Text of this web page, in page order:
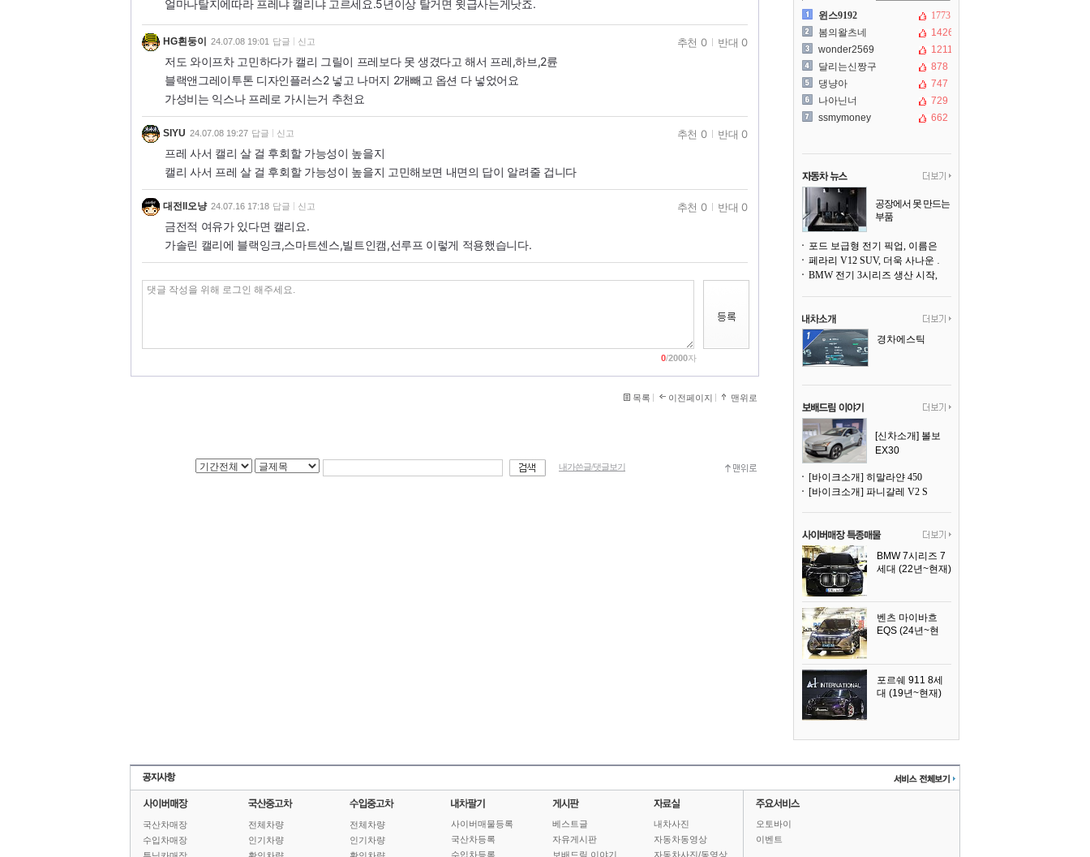
얼마나탈지에따라 프레냐 캘리냐 고르세요.5년이상 탈거면 윗급사는게낫죠.
HG흰둥이 24.07.08 19:01 답글 신고
저도 와이프차 고민하다가 캘리 그릴이 프레보다 못 생겼다고 해서 프레,하브,2륜
블랙앤그레이투톤 디자인플러스2 넣고 나머지 2개빼고 옵션 다 넣었어요
가성비는 익스나 프레로 가시는거 추천요
추천 0 반대 0
SIYU 24.07.08 19:27 답글 신고
프레 사서 캘리 살 걸 후회할 가능성이 높을지
캘리 사서 프레 살 걸 후회할 가능성이 높을지 고민해보면 내면의 답이 알려줄 겁니다
추천 0 반대 0
대전ll오냥 24.07.16 17:18 답글 신고
금전적 여유가 있다면 캘리요.
가솔린 캘리에 블랙잉크,스마트센스,빌트인캠,선루프 이렇게 적용했습니다.
추천 0 반대 0
0/2000자
목록 이전페이지 맨위로
내가쓴글/댓글보기
윈스9192
1773
봄의왈츠네
1426
wonder2569
1211
달리는신짱구
878
댕냥아
747
나아닌너
729
ssmymoney
662
공장에서 못 만드는
부품
어낸다
페라리 V12 SUV, 더욱 사나운 얼굴로 돌아온다
경차에스틱
[신차소개] 볼보
EX30
[바이크소개] 히말라얀 450
[바이크소개] 파니갈레 V2 S
BMW 7시리즈 7
세대 (22년~현재)
벤츠 마이바흐
EQS (24년~현
포르쉐 911 8세
대 (19년~현재)
국산차매장
수입차매장
전체차량
인기차량
전체차량
인기차량
사이버매물등록
국산차등록
수입차등록
베스트글
자유게시판
보배드림 이야기
내차사진
자동차동영상
자동차사진/동영상
오토바이
이벤트